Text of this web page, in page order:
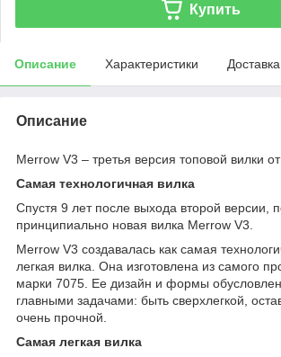
Купить
Описание Характеристики Доставка
Описание
Merrow V3 – третья версия топовой вилки от
Самая технологичная вилка
Спустя 9 лет после выхода второй версии,
принципиально новая вилка Merrow V3.
Merrow V3 создавалась как самая
легкая вилка. Она изготовлена из самого
марки 7075. Ее дизайн и формы
главными задачами: быть сверхлегкой,
очень прочной.
Самая легкая вилка